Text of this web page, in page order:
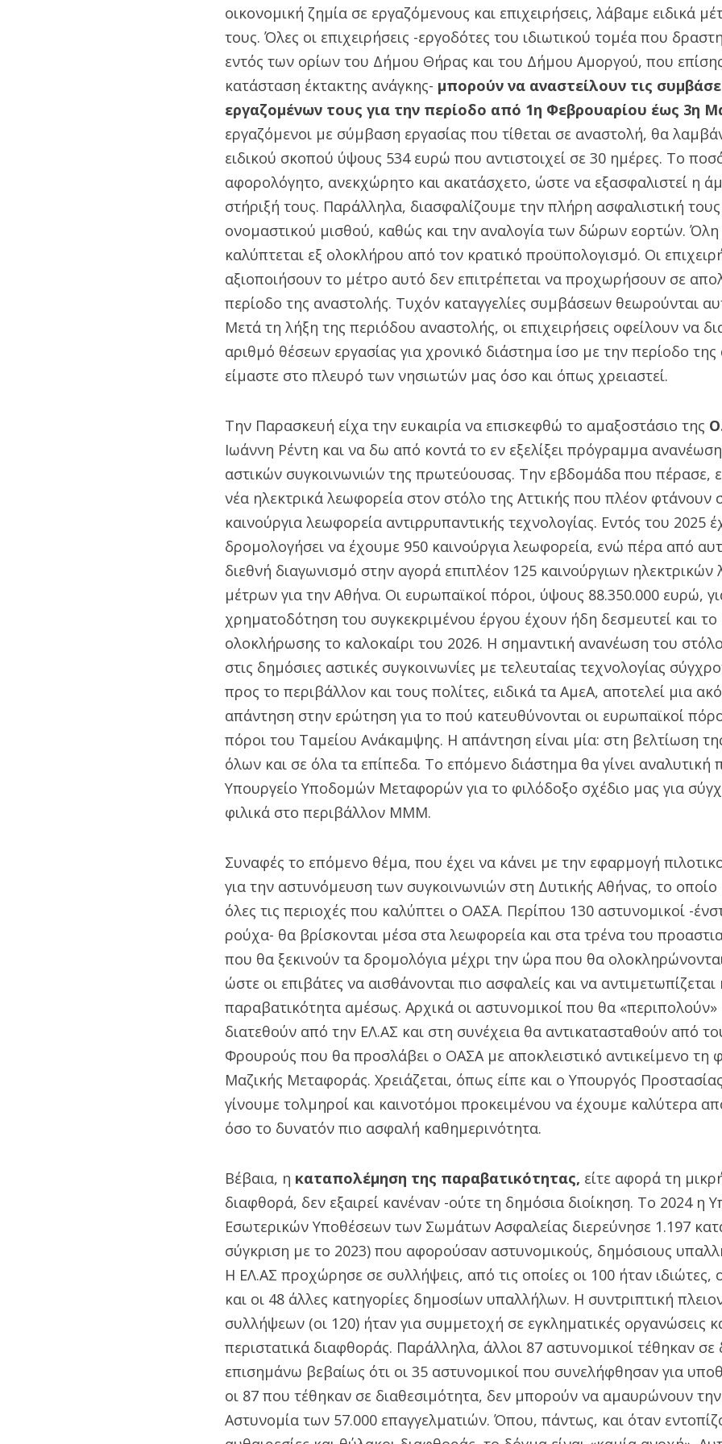
οικονομική ζημία σε εργαζόμενους και επιχειρήσεις, λάβαμε ειδικά
τους. Όλες οι επιχειρήσεις -εργοδότες του ιδιωτικού τομέα που
εντός των ορίων του Δήμου Θήρας και του Δήμου Αμοργού, που
κατάσταση έκτακτης ανάγκης- μπορούν να αναστείλουν τις
εργαζομένων τους για την περίοδο από 1η Φεβρουαρίου έως 3η
εργαζόμενοι με σύμβαση εργασίας που τίθεται σε αναστολή, θα
ειδικού σκοπού ύψους 534 ευρώ που αντιστοιχεί σε 30 ημέρες. Το
αφορολόγητο, ανεκχώρητο και ακατάσχετο, ώστε να εξασφαλιστεί η
στήριξή τους. Παράλληλα, διασφαλίζουμε την πλήρη ασφαλιστική
ονομαστικού μισθού, καθώς και την αναλογία των δώρων εορτών. Όλη
καλύπτεται εξ ολοκλήρου από τον κρατικό προϋπολογισμό. Οι
αξιοποιήσουν το μέτρο αυτό δεν επιτρέπεται να προχωρήσουν σε
περίοδο της αναστολής. Τυχόν καταγγελίες συμβάσεων θεωρούνται
Μετά τη λήξη της περιόδου αναστολής, οι επιχειρήσεις οφείλουν να
αριθμό θέσεων εργασίας για χρονικό διάστημα ίσο με την περίοδο
είμαστε στο πλευρό των νησιωτών μας όσο και όπως χρειαστεί.
Την Παρασκευή είχα την ευκαιρία να επισκεφθώ το αμαξοστάσιο της
Ιωάννη Ρέντη και να δω από κοντά το εν εξελίξει πρόγραμμα
αστικών συγκοινωνιών της πρωτεύουσας. Την εβδομάδα που πέρασε,
νέα ηλεκτρικά λεωφορεία στον στόλο της Αττικής που πλέον φτάνουν
καινούργια λεωφορεία αντιρρυπαντικής τεχνολογίας. Εντός του 2025
δρομολογήσει να έχουμε 950 καινούργια λεωφορεία, ενώ πέρα από
διεθνή διαγωνισμό στην αγορά επιπλέον 125 καινούργιων
μέτρων για την Αθήνα. Οι ευρωπαϊκοί πόροι, ύψους 88.350.000 ευρώ,
χρηματοδότηση του συγκεκριμένου έργου έχουν ήδη δεσμευτεί και το
ολοκλήρωσης το καλοκαίρι του 2026. Η σημαντική ανανέωση του
στις δημόσιες αστικές συγκοινωνίες με τελευταίας τεχνολογίας
προς το περιβάλλον και τους πολίτες, ειδικά τα ΑμεΑ, αποτελεί μια
απάντηση στην ερώτηση για το πού κατευθύνονται οι ευρωπαϊκοί
πόροι του Ταμείου Ανάκαμψης. Η απάντηση είναι μία: στη βελτίωση
όλων και σε όλα τα επίπεδα. Το επόμενο διάστημα θα γίνει
Υπουργείο Υποδομών Μεταφορών για το φιλόδοξο σχέδιο μας για
φιλικά στο περιβάλλον ΜΜΜ.
Συναφές το επόμενο θέμα, που έχει να κάνει με την εφαρμογή
για την αστυνόμευση των συγκοινωνιών στη Δυτικής Αθήνας, το οποίο
όλες τις περιοχές που καλύπτει ο ΟΑΣΑ. Περίπου 130 αστυνομικοί -
ρούχα- θα βρίσκονται μέσα στα λεωφορεία και στα τρένα του
που θα ξεκινούν τα δρομολόγια μέχρι την ώρα που θα
ώστε οι επιβάτες να αισθάνονται πιο ασφαλείς και να
παραβατικότητα αμέσως. Αρχικά οι αστυνομικοί που θα «περιπολούν»
διατεθούν από την ΕΛ.ΑΣ και στη συνέχεια θα αντικατασταθούν από
Φρουρούς που θα προσλάβει ο ΟΑΣΑ με αποκλειστικό αντικείμενο
Μαζικής Μεταφοράς. Χρειάζεται, όπως είπε και ο Υπουργός
γίνουμε τολμηροί και καινοτόμοι προκειμένου να έχουμε καλύτερα
όσο το δυνατόν πιο ασφαλή καθημερινότητα.
Βέβαια, η καταπολέμηση της παραβατικότητας, είτε αφορά τη
διαφθορά, δεν εξαιρεί κανέναν -ούτε τη δημόσια διοίκηση. Το 2024 η
Εσωτερικών Υποθέσεων των Σωμάτων Ασφαλείας διερεύνησε 1.197
σύγκριση με το 2023) που αφορούσαν αστυνομικούς, δημόσιους
Η ΕΛ.ΑΣ προχώρησε σε συλλήψεις, από τις οποίες οι 100 ήταν ιδιώτες,
και οι 48 άλλες κατηγορίες δημοσίων υπαλλήλων. Η συντριπτική
συλλήψεων (οι 120) ήταν για συμμετοχή σε εγκληματικές οργανώσεις
περιστατικά διαφθοράς. Παράλληλα, άλλοι 87 αστυνομικοί τέθηκαν σε
επισημάνω βεβαίως ότι οι 35 αστυνομικοί που συνελήφθησαν για
οι 87 που τέθηκαν σε διαθεσιμότητα, δεν μπορούν να αμαυρώνουν
Αστυνομία των 57.000 επαγγελματιών. Όπου, πάντως, και όταν